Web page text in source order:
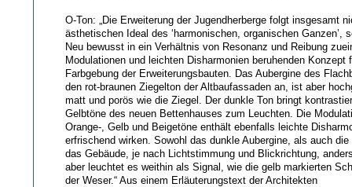
O-Ton: „Die Erweiterung der Jugendherberge folgt insgesamt
ästhetischen Ideal des ‘harmonischen, organischen Ganzen’,
Neu bewusst in ein Verhältnis von Resonanz und Reibung
Modulationen und leichten Disharmonien beruhenden Konzept
Farbgebung der Erweiterungsbauten. Das Aubergine des
den rot-braunen Ziegelton der Altbaufassaden an, ist aber
matt und porös wie die Ziegel. Der dunkle Ton bringt
Gelbtöne des neuen Bettenhauses zum Leuchten. Die
Orange-, Gelb und Beigetöne enthält ebenfalls leichte
erfrischend wirken. Sowohl das dunkle Aubergine, als auch
das Gebäude, je nach Lichtstimmung und Blickrichtung,
aber leuchtet es weithin als Signal, wie die gelb markierten
der Weser.“ Aus einem Erläuterungstext der Architekten